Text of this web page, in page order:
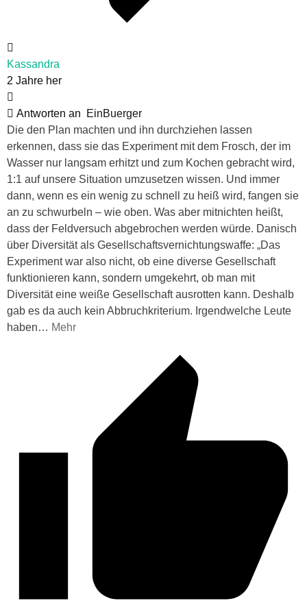
Kassandra
2 Jahre her
Antworten an
EinBuerger
Die den Plan machten und ihn durchziehen lassen
erkennen, dass sie das Experiment mit dem Frosch, der im
Wasser nur langsam erhitzt und zum Kochen gebracht wird,
1:1 auf unsere Situation umzusetzen wissen. Und immer
dann, wenn es ein wenig zu schnell zu heiß wird, fangen sie
an zu schwurbeln – wie oben. Was aber mitnichten heißt,
dass der Feldversuch abgebrochen werden würde. Danisch
über Diversität als Gesellschaftsvernichtungswaffe: „Das
Experiment war also nicht, ob eine diverse Gesellschaft
funktionieren kann, sondern umgekehrt, ob man mit
Diversität eine weiße Gesellschaft ausrotten kann. Deshalb
gab es da auch kein Abbruchkriterium. Irgendwelche Leute
haben… Mehr